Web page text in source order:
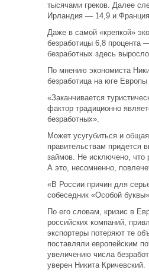
тысячами греков. Далее
Ирландия — 14,9 и
Даже в самой «крепкой»
безработицы 6,8 процента
безработных здесь
По мнению экономиста
безработица на юге
«Заканчивается
фактор традиционно
безработных».
Может усугубиться и
правительствам придется
займов. Не исключено, что
А это, несомненно,
«В России причин для
собеседник «Особой
По его словам, кризис в
российских компаний,
экспортеры потеряют те
поставляли европейским
увеличению числа
уверен Никита Кричевский.